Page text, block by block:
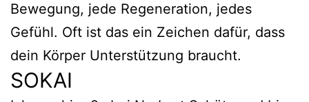
Bewegung, jede Regeneration, jedes
Gefühl. Oft ist das ein Zeichen dafür, dass
dein Körper Unterstützung braucht.
SOKAI